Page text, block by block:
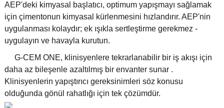
AEP'deki kimyasal başlatıcı, optimum yapışmayı sağlamak
için çimentonun kimyasal kürlenmesini hızlandırır. AEP'nin
uygulanması kolaydır; ek ışıkla sertleştirme gerekmez -
uygulayın ve havayla kurutun. ​
G-CEM ONE, klinisyenlere tekrarlanabilir bir iş akışı için
daha az bileşenle azaltılmış bir envanter sunar .
Klinisyenlerin yapıştırıcı gereksinimleri söz konusu
olduğunda gönül rahatlığı için tek çözümdür.